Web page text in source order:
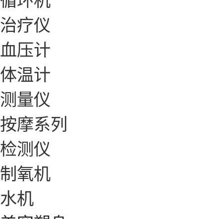
治疗仪
血压计
体温计
测量仪
按摩系列
检测仪
制氧机
水机